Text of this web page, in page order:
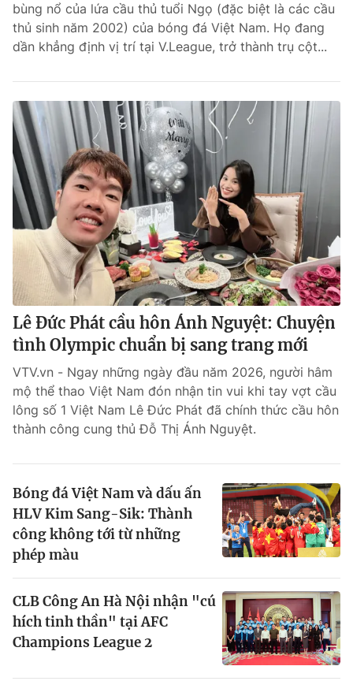
bùng nổ của lứa cầu thủ tuổi Ngọ (đặc biệt là các cầu
thủ sinh năm 2002) của bóng đá Việt Nam. Họ đang
dần khẳng định vị trí tại V.League, trở thành trụ cột...
Lê Đức Phát cầu hôn Ánh Nguyệt: Chuyện
tình Olympic chuẩn bị sang trang mới
VTV.vn - Ngay những ngày đầu năm 2026, người hâm
mộ thể thao Việt Nam đón nhận tin vui khi tay vợt cầu
lông số 1 Việt Nam Lê Đức Phát đã chính thức cầu hôn
thành công cung thủ Đỗ Thị Ánh Nguyệt.
Bóng đá Việt Nam và dấu ấn
HLV Kim Sang-Sik: Thành
công không tới từ những
phép màu
CLB Công An Hà Nội nhận "cú
hích tinh thần" tại AFC
Champions League 2